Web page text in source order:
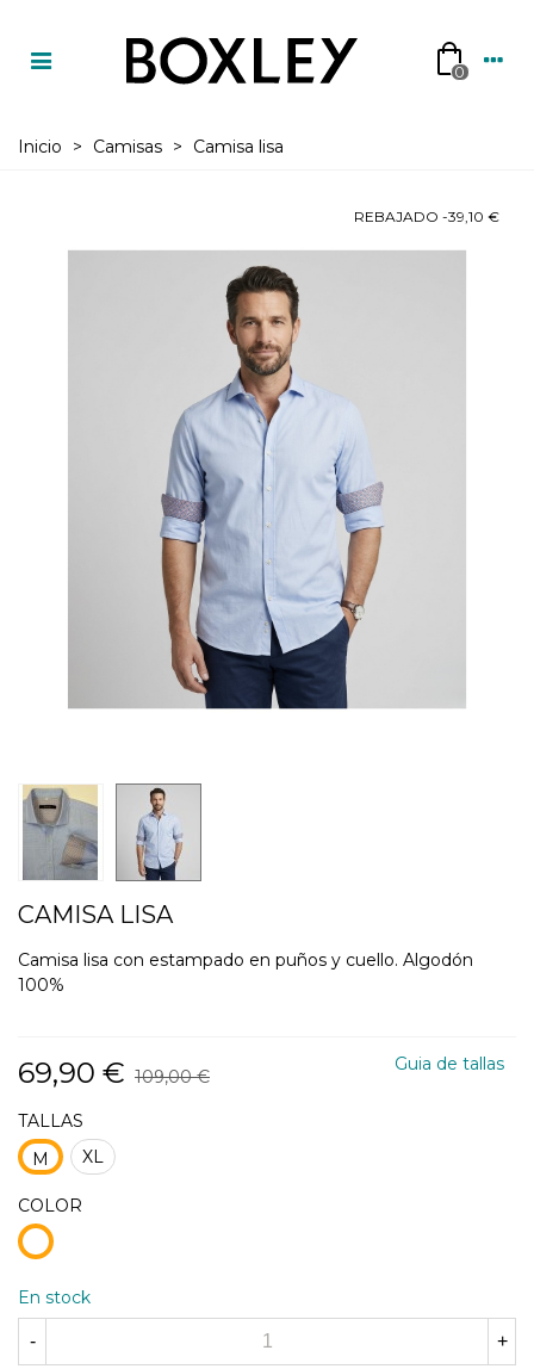
0
Inicio > Camisas > Camisa lisa
REBAJADO -39,10 €
CAMISA LISA
Camisa lisa con estampado en puños y cuello. Algodón
100%
69,90 € 109,00 €
Guia de tallas
TALLAS
M
XL
COLOR
1
unico
En stock
- +